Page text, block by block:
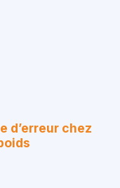
d’erreur chez